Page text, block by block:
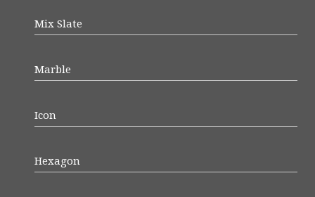
Mix Slate
Marble
Icon
Hexagon